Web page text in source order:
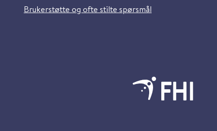
Brukerstøtte og ofte stilte spørsmål